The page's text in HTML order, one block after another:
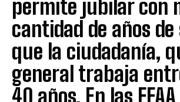
permite jubilar con
cantidad de años
que la ciudadanía,
general trabaja
40 años. En las